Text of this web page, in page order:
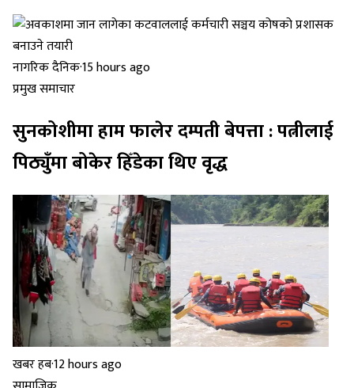
नागरिक दैनिक·15 hours ago
प्रमुख समाचार
सुनकोशीमा हाम फालेर दम्पती बेपत्ता : पत्नीलाई
पिठ्युँमा बोकेर हिँडेका थिए वृद्ध
खबर हब·12 hours ago